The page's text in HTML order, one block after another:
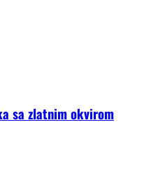
sa zlatnim okvirom